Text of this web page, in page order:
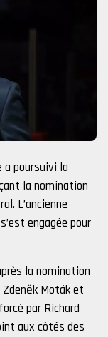
a poursuivi la
la nomination
L’ancienne
engagée pour
la nomination
Zdeněk Moták et
par Richard
aux côtés des